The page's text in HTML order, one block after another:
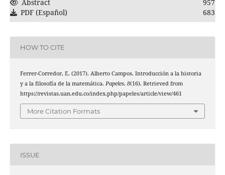
Abstract
957
PDF (Español)
683
HOW TO CITE
Ferrer-Corredor, E. (2017). Alberto Campos. Introducción a la historia
y a la filosofía de la matemática. Papeles, 8(16). Retrieved from
https://revistas.uan.edu.co/index.php/papeles/article/view/461
More Citation Formats
ISSUE